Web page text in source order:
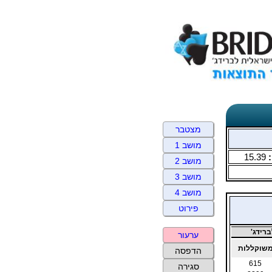
15.39
615
מצטבר
מושב 1
מושב 2
מושב 3
מושב 4
פירוט
ערעור
הדפסה
סגירה